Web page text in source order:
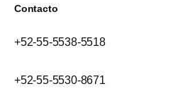
Contacto
+52-55-5538-5518
+52-55-5530-8671